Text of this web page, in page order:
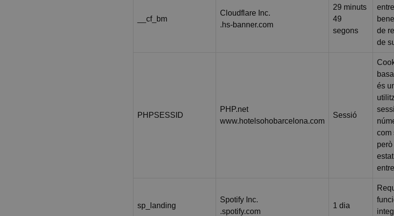
__cf_bm
Cloudflare Inc.
.hs-banner.com
29 minuts
49
segons
de
de
PHPSESSID
PHP.net
www.hotelsohobarcelona.com
Sessió
és
com
sp_landing
Spotify Inc.
.spotify.com
1 dia